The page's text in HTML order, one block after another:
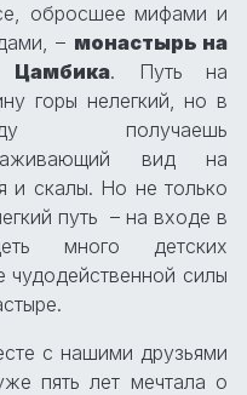
обросшее мифами и
– монастырь на
Цамбика. Путь на
горы нелегкий, но в
получаешь
вид на
и скалы. Но не только
путь – на входе в
много детских
чудодейственной силы
с нашими друзьями
пять лет мечтала о